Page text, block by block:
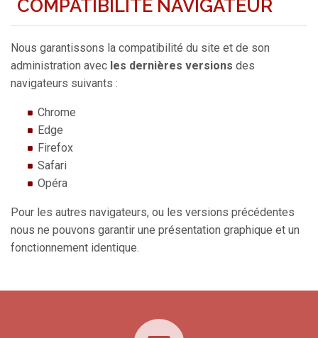
COMPATIBILITÉ NAVIGATEUR
Nous garantissons la compatibilité du site et de son
administration avec les dernières versions des
navigateurs suivants :
Chrome
Edge
Firefox
Safari
Opéra
Pour les autres navigateurs, ou les versions précédentes
nous ne pouvons garantir une présentation graphique et un
fonctionnement identique.